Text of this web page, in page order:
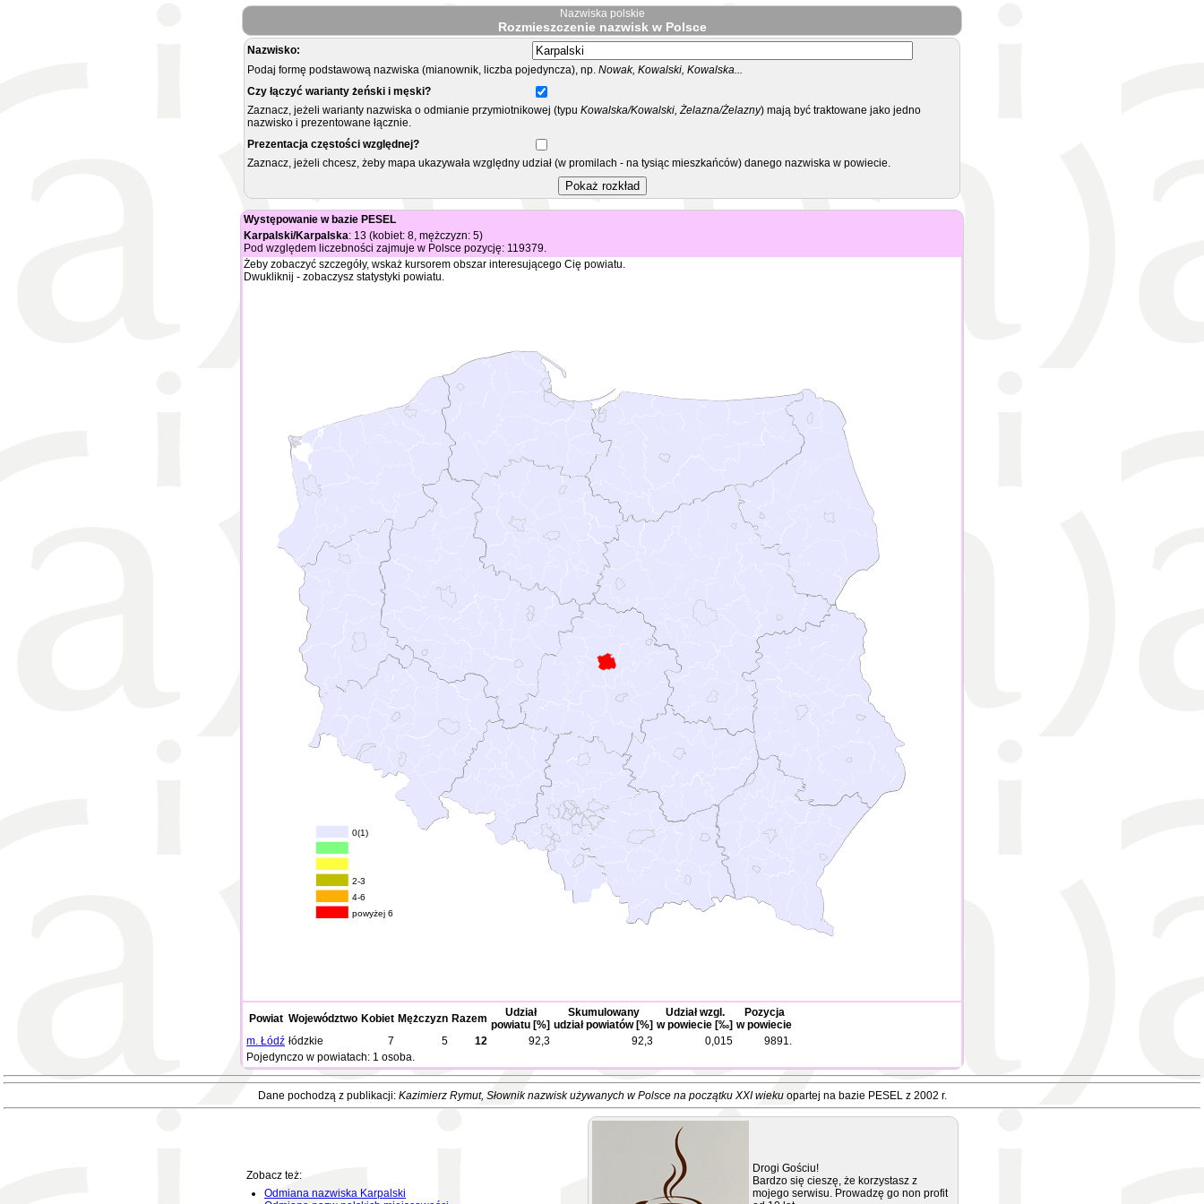
Nazwiska polskie
Rozmieszczenie nazwisk w Polsce
Nazwisko:
Podaj formę podstawową nazwiska (mianownik, liczba pojedyncza), np. Nowak, Kowalski, Kowalska...
Czy łączyć warianty żeński i męski?
Zaznacz, jeżeli warianty nazwiska o odmianie przymiotnikowej (typu Kowalska/Kowalski, Żelazna/Żelazny) mają być traktowane jako jedno
nazwisko i prezentowane łącznie.
Prezentacja częstości względnej?
Zaznacz, jeżeli chcesz, żeby mapa ukazywała względny udział (w promilach - na tysiąc mieszkańców) danego nazwiska w powiecie.
Występowanie w bazie PESEL
Karpalski/Karpalska: 13 (kobiet: 8, mężczyzn: 5)
Pod względem liczebności zajmuje w Polsce pozycję: 119379.
Żeby zobaczyć szczegóły, wskaż kursorem obszar interesującego Cię powiatu.
Dwukliknij - zobaczysz statystyki powiatu.
0(1)
2-3
4-6
powyżej 6
Powiat Województwo Kobiet Mężczyzn Razem
Udział
powiatu [%]
Skumulowany
udział powiatów [%]
Udział wzgl.
w powiecie [‰]
Pozycja
w powiecie
m. Łódź łódzkie 7 5 12 92,3 92,3 0,015
9891.
Pojedynczo w powiatach: 1 osoba.
Dane pochodzą z publikacji: Kazimierz Rymut, Słownik nazwisk używanych w Polsce na początku XXI wiekuopartej na bazie PESEL z 2002 r.
Zobacz też:
Odmiana nazwiska Karpalski
Drogi Gościu!
Bardzo się cieszę, że korzystasz z
mojego serwisu. Prowadzę go non profit